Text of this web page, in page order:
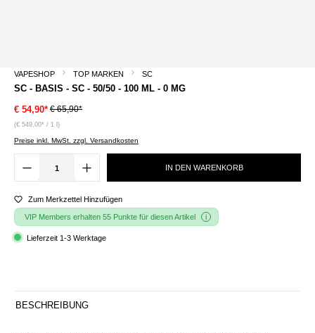
VAPESHOP TOP MARKEN SC
SC - BASIS - SC - 50/50 - 100 ML - 0 MG
€ 54,90* € 65,90*
(€ 549,00* / 1 l)
Preise inkl. MwSt. zzgl. Versandkosten
IN DEN WARENKORB
Zum Merkzettel Hinzufügen
VIP Members erhalten 55 Punkte für diesen Artikel
Lieferzeit 1-3 Werktage
BESCHREIBUNG